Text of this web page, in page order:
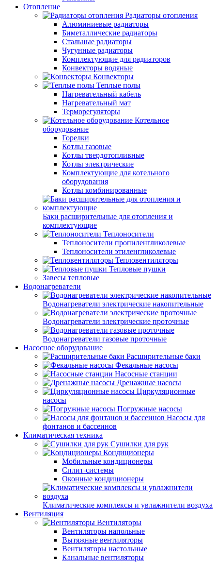
Отопление
Радиаторы отопления
Алюминиевые радиаторы
Биметаллические радиаторы
Стальные радиаторы
Чугунные радиаторы
Комплектующие для радиаторов
Конвекторы водяные
Конвекторы
Теплые полы
Нагревательный кабель
Нагревательный мат
Терморегуляторы
Котельное
оборудование
Горелки
Котлы газовые
Котлы твердотопливные
Котлы электрические
Комплектующие для котельного
оборудования
Котлы комбинированные
Баки расширительные для отопления и
комплектующие
Теплоносители
Теплоносители пропиленгликолевые
Теплоносители этиленгликолевые
Тепловентиляторы
Тепловые пушки
Завесы тепловые
Водонагреватели
Водонагреватели электрические накопительные
Водонагреватели электрические проточные
Водонагреватели газовые проточные
Насосное оборудование
Расширительные баки
Фекальные насосы
Насосные станции
Дренажные насосы
Циркуляционные
насосы
Погружные насосы
Насосы для
фонтанов и бассеинов
Климатическая техника
Сушилки для рук
Кондиционеры
Мобильные кондиционеры
Сплит-системы
Оконные кондиционеры
Климатические комплексы и увлажнители воздуха
Вентиляция
Вентиляторы
Вентиляторы напольные
Вытяжные вентиляторы
Вентиляторы настольные
Канальные вентиляторы